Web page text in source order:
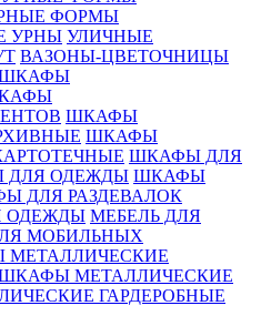
ФОРМЫ
УРНЫ УЛИЧНЫЕ
ВАЗОНЫ-ЦВЕТОЧНИЦЫ
ШКАФЫ
ШКАФЫ
ШКАФЫ ДЛЯ
ОДЕЖДЫ ШКАФЫ
ДЛЯ РАЗДЕВАЛОК
ОДЕЖДЫ МЕБЕЛЬ ДЛЯ
МОБИЛЬНЫХ
МЕТАЛЛИЧЕСКИЕ
ГАРДЕРОБНЫЕ